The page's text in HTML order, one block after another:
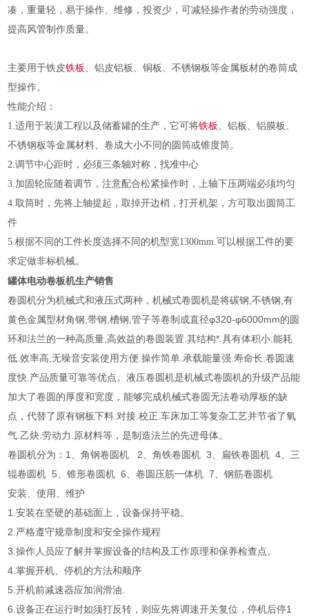
凑，重量轻，易于操作、维修，投资少，可减轻操作者的劳动强度，
提高风管制作质量。
主要用于铁皮铁板 、铝皮铝板、铜板、不锈钢板等金属板材的卷筒成
型操作。
性能介绍：
1.适用于装潢工程以及储蓄罐的生产，它可将铁板 、铝板、铝膜板、
不锈钢板等金属材料、卷成大小不同的圆筒或锥度筒。
2.调节中心距时，必须三条轴对称，找准中心
3.加固轮应随着调节，注意配合松紧操作时，上轴下压两端必须均匀
4.取筒时，先将上轴提起，取掉开边梢，打开机架，方可取出圆筒工
件
5.根据不同的工件长度选择不同的机型宽1300mm.可以根据工件的要
求定做非标机械。
罐体电动卷板机生产销售
卷圆机分为机械式和液压式两种，机械式卷圆机是将碳钢,不锈钢,有
黄色金属型材角钢,带钢,槽钢,管子等卷制成直径φ320-φ6000mm的圆
环和法兰的一种高质量,高效益的卷圆装置.其结构*.具有体积小.能耗
低.效率高,无噪音安装使用方便.操作简单.承载能量强.寿命长.卷圆速
度快.产品质量可靠等优点。液压卷圆机是机械式卷圆机的升级产品能
加大了卷圆的厚度和宽度，能够完成机械式卷圆无法卷动厚板的缺
点，代替了原有钢板下料.对接.校正.车床加工等复杂工艺并节省了氧
气.乙炔.劳动力.原材料等，是制造法兰的先进母体。
卷圆机分为：1、角钢卷圆机 2、角铁卷圆机 3、扁铁卷圆机 4、三
辊卷圆机 5、锥形卷圆机 6、卷圆压筋一体机 7、钢筋卷圆机
安装、使用、维护
1.安装在坚硬的基础面上，设备保持平稳。
2.严格遵守规章制度和安全操作规程
3.操作人员应了解并掌握设备的结构及工作原理和保养检查点。
4.掌握开机、停机的方法和顺序
5.开机前减速器应加润滑油.
6.设备正在运行时如须打反转，则应先将调速开关复位，停机后停1